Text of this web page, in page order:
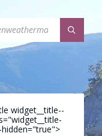
widget__title--